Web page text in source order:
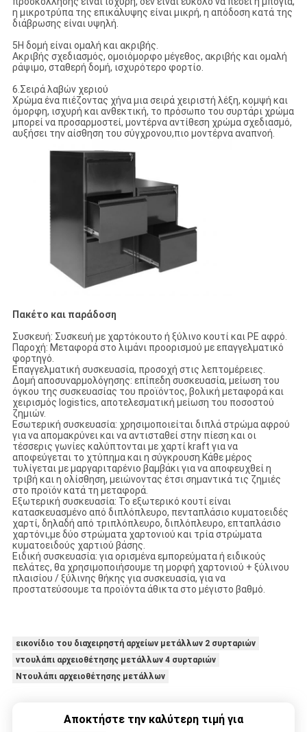
η μικροτρύπα της επικάλυψης είναι μικρή, η απόδοση κατά της
διάβρωσης είναι υψηλή.
5Η δομή είναι ομαλή και ακριβής.
Ακριβής σχεδιασμός, ομοιόμορφο μέγεθος, ακριβής και ομαλή
ράψιμο, σταθερή δομή, ισχυρότερο φορτίο.
6.Σειρά λαβών χεριού
Χρώμα ένα πιέζοντας χήνα μια σειρά χειριστή λέξη, κομψή και
όμορφη, ισχυρή και ανθεκτική, το πρόσωπο του συρτάρι χρώμα
μπορεί να προσαρμοστεί, μοντέρνα αντίθεση χρώμα σχεδιασμό,
αυξήσει την αίσθηση του σύγχρονου,πιο μοντέρνα αναπνοή.
Πακέτο και παράδοση
Συσκευή: Συσκευή με χαρτόκουτο ή ξύλινο κουτί και PE αφρό.
Παροχή: Μεταφορά στο λιμάνι προορισμού με επαγγελματικό
φορτηγό.
Επαγγελματική συσκευασία, προσοχή στις λεπτομέρειες.
Δομή αποσυναρμολόγησης: επίπεδη συσκευασία, μείωση του
όγκου της συσκευασίας του προϊόντος, βολική μεταφορά και
χειρισμός logistics, αποτελεσματική μείωση του ποσοστού
ζημιών.
Εσωτερική συσκευασία: χρησιμοποιείται διπλά στρώμα αφρού
για να απομακρύνει και να αντισταθεί στην πίεση και οι
τέσσερις γωνίες καλύπτονται με χαρτί kraft για να
αποφεύγεται το χτύπημα και η σύγκρουση.Κάθε μέρος
τυλίγεται με μαργαριταρένιο βαμβάκι για να αποφευχθεί η
τριβή και η ολίσθηση, μειώνοντας έτσι σημαντικά τις ζημιές
στο προϊόν κατά τη μεταφορά.
Εξωτερική συσκευασία: Το εξωτερικό κουτί είναι
κατασκευασμένο από διπλόπλευρο, πενταπλάσιο κυματοειδές
χαρτί, δηλαδή από τριπλόπλευρο, διπλόπλευρο, επταπλάσιο
χαρτόνι,με δύο στρώματα χαρτονιού και τρία στρώματα
κυματοειδούς χαρτιού βάσης.
Ειδική συσκευασία: για ορισμένα εμπορεύματα ή ειδικούς
πελάτες, θα χρησιμοποιήσουμε τη μορφή χαρτονιού + ξύλινου
πλαισίου / ξύλινης θήκης για συσκευασία, για να
προστατεύσουμε τα προϊόντα άθικτα στο μέγιστο βαθμό.
εικονίδιο του διαχειρηστή αρχείων μετάλλων 2 συρταριών
ντουλάπι αρχειοθέτησης μετάλλων 4 συρταριών
Ντουλάπι αρχειοθέτησης μετάλλων
Αποκτήστε την καλύτερη τιμή για